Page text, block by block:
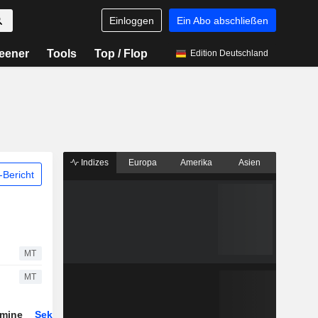
Einloggen Ein Abo abschließen
Tools Top / Flop Edition Deutschland
Bericht
MT
MT
Sektor
Indizes Europa Amerika Asien